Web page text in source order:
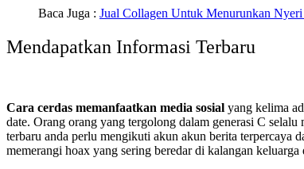
Baca Juga : Jual Collagen Untuk Menurunkan Nyeri
Mendapatkan Informasi Terbaru
Cara cerdas memanfaatkan media sosial yang kelima
date. Orang orang yang tergolong dalam generasi C
terbaru anda perlu mengikuti akun akun berita terpercaya
memerangi hoax yang sering beredar di kalangan keluarga